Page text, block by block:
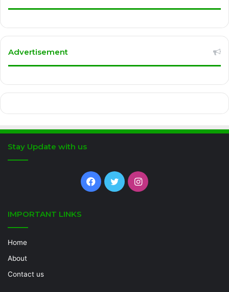
Advertisement
Stay Update with us
Facebook
TwitterInstagram
IMPORTANT LINKS
Home
About
Contact us